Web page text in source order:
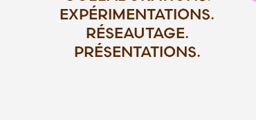
EXPÉRIMENTATIONS.
RÉSEAUTAGE.
PRÉSENTATIONS.